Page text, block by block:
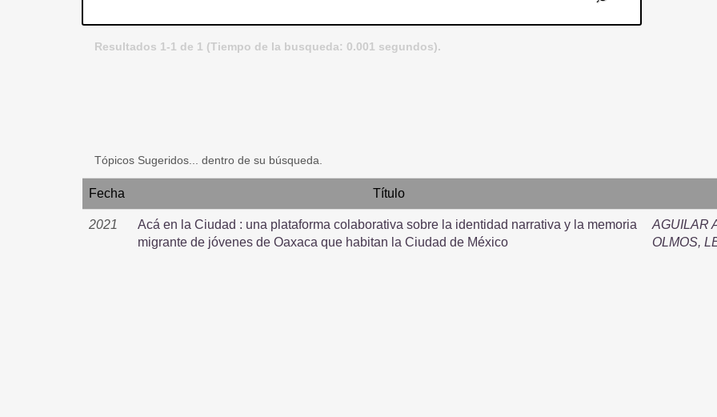
Resultados 1-1 de 1 (Tiempo de la busqueda: 0.001 segundos).
Tópicos Sugeridos... dentro de su búsqueda.
Fecha Título
2021
Acá en la Ciudad : una plataforma colaborativa sobre la identidad narrativa y la memoria
migrante de jóvenes de Oaxaca que habitan la Ciudad de México
AGUILAR
OLMOS,